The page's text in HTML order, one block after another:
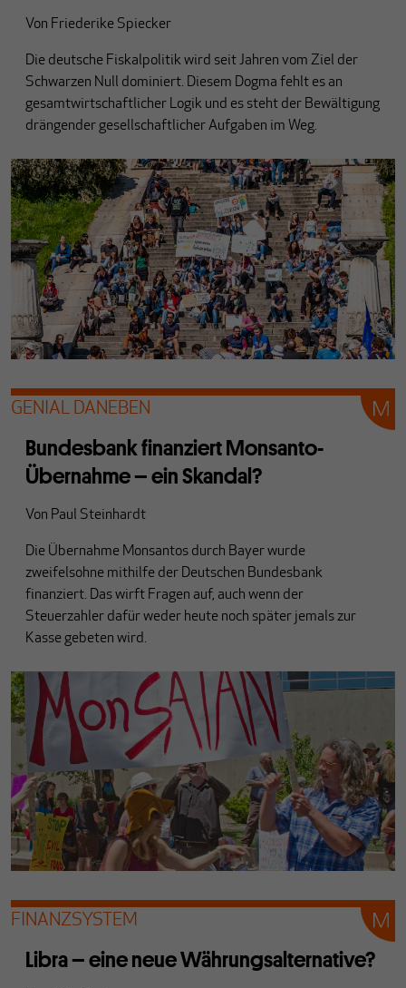
Von Friederike Spiecker
Die deutsche Fiskalpolitik wird seit Jahren vom Ziel der
Schwarzen Null dominiert. Diesem Dogma fehlt es an
gesamtwirtschaftlicher Logik und es steht der Bewältigung
drängender gesellschaftlicher Aufgaben im Weg.
GENIAL DANEBEN
Bundesbank finanziert Monsanto-
Übernahme – ein Skandal?
Von Paul Steinhardt
Die Übernahme Monsantos durch Bayer wurde
zweifelsohne mithilfe der Deutschen Bundesbank
finanziert. Das wirft Fragen auf, auch wenn der
Steuerzahler dafür weder heute noch später jemals zur
Kasse gebeten wird.
FINANZSYSTEM
Libra – eine neue Währungsalternative?